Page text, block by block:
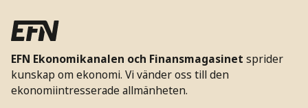
EFN Ekonomikanalen och Finansmagasinet sprider
kunskap om ekonomi. Vi vänder oss till den
ekonomiintresserade allmänheten.